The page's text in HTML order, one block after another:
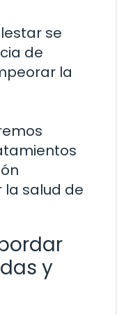
se
de
la
salud de
y